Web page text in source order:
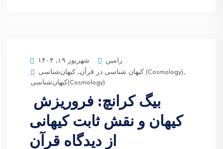
شهریور ۱۹, ۱۴۰۴
رامین
کیهان شناسی در قرآن, کیهان‌شناسی (Cosmology),
کیهان‌شناسی(Cosmology)
کیهان و نقش ثابت کیهانی
از دیدگاه قرآن